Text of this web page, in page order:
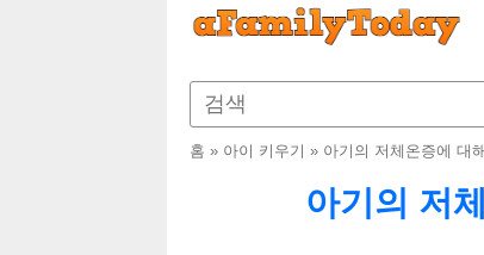
홈 » 아이 키우기 » 아기의 저체온증에 대
아기의 저